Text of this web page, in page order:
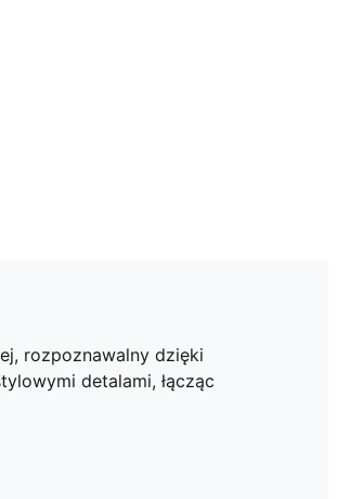
rozpoznawalny dzięki
detalami, łącząc